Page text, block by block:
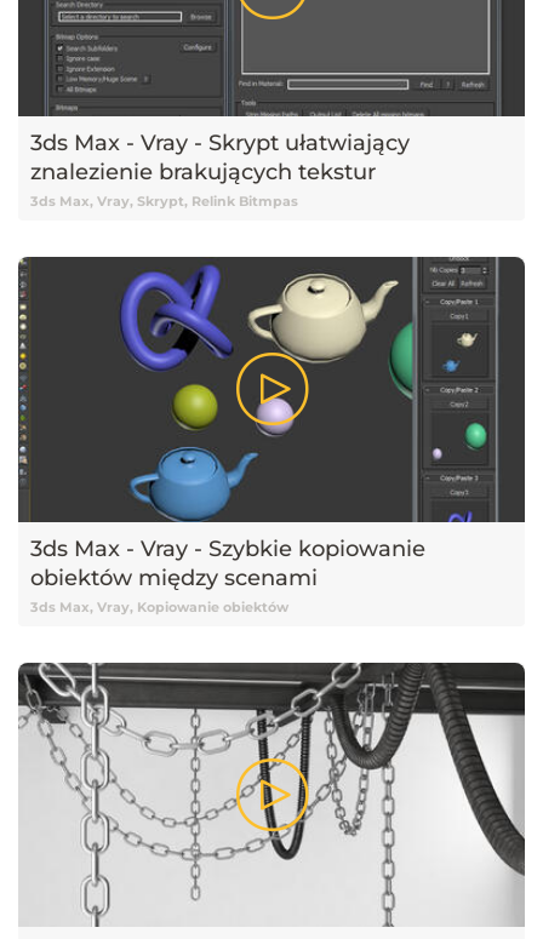
3ds Max - Vray - Skrypt ułatwiający
znalezienie brakujących tekstur
3ds Max, Vray, Skrypt, Relink Bitmpas
3ds Max - Vray - Szybkie kopiowanie
obiektów między scenami
3ds Max, Vray, Kopiowanie obiektów